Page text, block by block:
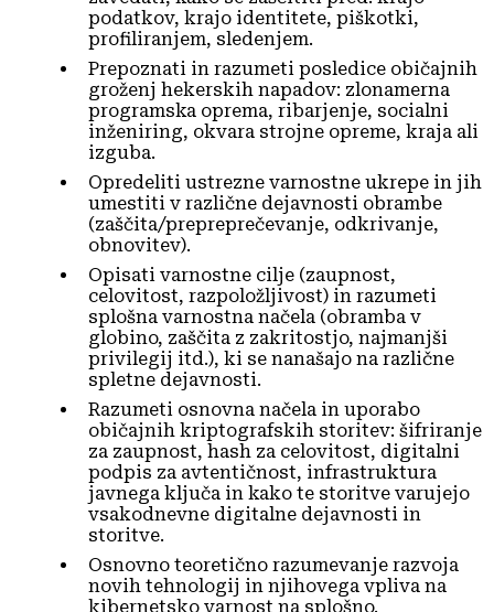
podatkov, krajo identitete, piškotki,
profiliranjem, sledenjem.
Prepoznati in razumeti posledice običajnih
groženj hekerskih napadov: zlonamerna
programska oprema, ribarjenje, socialni
inženiring, okvara strojne opreme, kraja ali
izguba.
Opredeliti ustrezne varnostne ukrepe in jih
umestiti v različne dejavnosti obrambe
(zaščita/prepreprečevanje, odkrivanje,
obnovitev).
Opisati varnostne cilje (zaupnost,
celovitost, razpoložljivost) in razumeti
splošna varnostna načela (obramba v
globino, zaščita z zakritostjo, najmanjši
privilegij itd.), ki se nanašajo na različne
spletne dejavnosti.
Razumeti osnovna načela in uporabo
običajnih kriptografskih storitev: šifriranje
za zaupnost, hash za celovitost, digitalni
podpis za avtentičnost, infrastruktura
javnega ključa in kako te storitve varujejo
vsakodnevne digitalne dejavnosti in
storitve.
Osnovno teoretično razumevanje razvoja
novih tehnologij in njihovega vpliva na
kibernetsko varnost na splošno.